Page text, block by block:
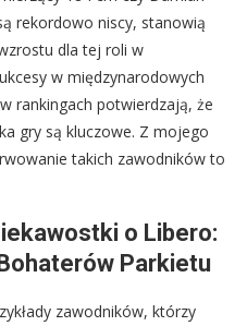
rekordowo niscy, stanowią
dla tej roli w
w międzynarodowych
rankingach potwierdzają, że
gry są kluczowe. Z mojego
takich zawodników to
o Libero:
Parkietu
zawodników, którzy